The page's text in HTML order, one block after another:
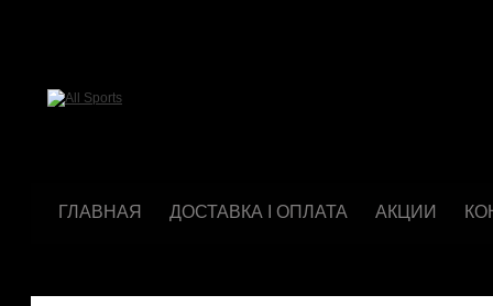
ГЛАВНАЯ ДОСТАВКА І ОПЛАТА АКЦИИ